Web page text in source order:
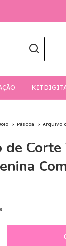
KIT
> Páscoa > Arquivo
de Corte